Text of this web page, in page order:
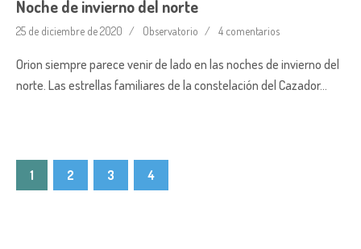
Noche de invierno del norte
25 de diciembre de 2020 Observatorio 4 comentarios
Orion siempre parece venir de lado en las noches de invierno del
norte. Las estrellas familiares de la constelación del Cazador…
1 2 3 4